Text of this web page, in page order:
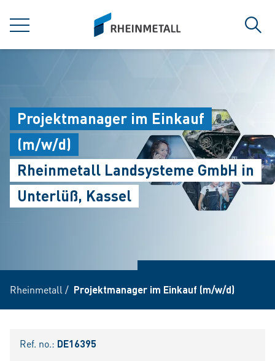
MENU
siteLogo
Projektmanager im Einkauf
(m/w/d)
Rheinmetall Landsysteme GmbH in
Unterlüß, Kassel
Rheinmetall / Projektmanager im Einkauf (m/w/d)
Ref. no.: DE16395